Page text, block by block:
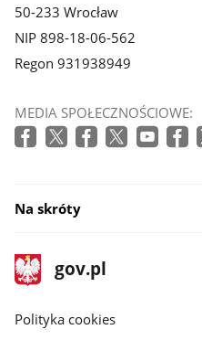
50-233 Wrocław
NIP 898-18-06-562
Regon 931938949
MEDIA SPOŁECZNOŚCIOWE:
Na skróty
stopka
gov.pl
Strona
gov.pl
gov.pl
Polityka cookies